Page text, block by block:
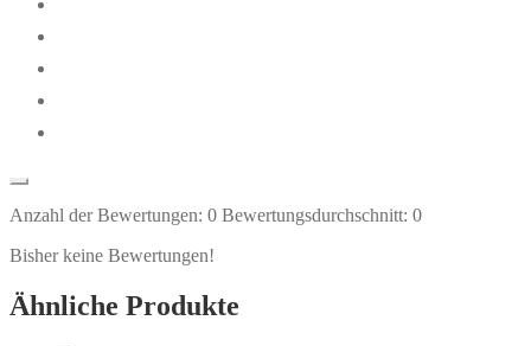
Anzahl der Bewertungen: 0 Bewertungsdurchschnitt: 0
Bisher keine Bewertungen!
Ähnliche Produkte